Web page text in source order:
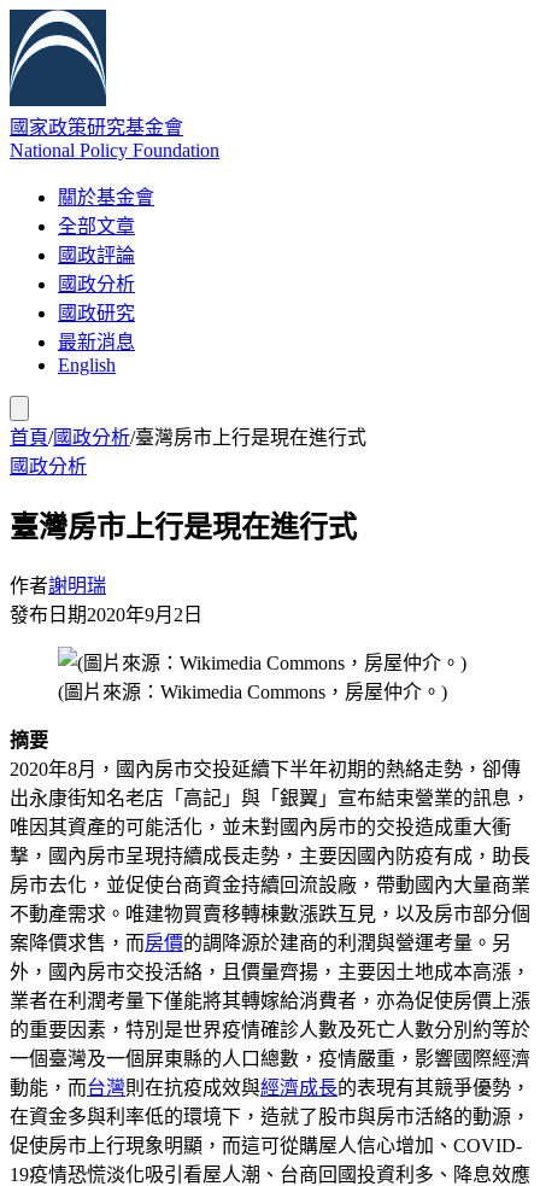
國家政策研究基金會
National Policy Foundation
關於基金會
全部文章
國政評論
國政分析
國政研究
最新消息
English
首頁/國政分析/臺灣房市上行是現在進行式
國政分析
臺灣房市上行是現在進行式
作者謝明瑞
發布日期2020年9月2日
(圖片來源：Wikimedia Commons，房屋仲介。)
摘要
2020年8月，國內房市交投延續下半年初期的熱絡走勢，卻傳
出永康街知名老店「高記」與「銀翼」宣布結束營業的訊息，
唯因其資產的可能活化，並未對國內房市的交投造成重大衝
撃，國內房市呈現持續成長走勢，主要因國內防疫有成，助長
房市去化，並促使台商資金持續回流設廠，帶動國內大量商業
不動產需求。唯建物買賣移轉棟數漲跌互見，以及房市部分個
案降價求售，而房價的調降源於建商的利潤與營運考量。另
外，國內房市交投活絡，且價量齊揚，主要因土地成本高漲，
業者在利潤考量下僅能將其轉嫁給消費者，亦為促使房價上漲
的重要因素，特別是世界疫情確診人數及死亡人數分別約等於
一個臺灣及一個屏東縣的人口總數，疫情嚴重，影響國際經濟
動能，而台灣則在抗疫成效與經濟成長的表現有其競爭優勢，
在資金多與利率低的環境下，造就了股市與房市活絡的動源，
促使房市上行現象明顯，而這可從購屋人信心增加、COVID-
19疫情恐慌淡化吸引看屋人潮、台商回國投資利多、降息效應